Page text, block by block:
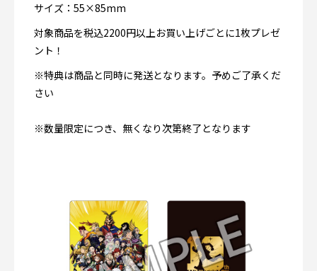
サイズ：55×85mm
対象商品を税込2200円以上お買い上げごとに1枚プレゼ
ント！
※特典は商品と同時に発送となります。予めご了承くだ
さい
※数量限定につき、無くなり次第終了となります